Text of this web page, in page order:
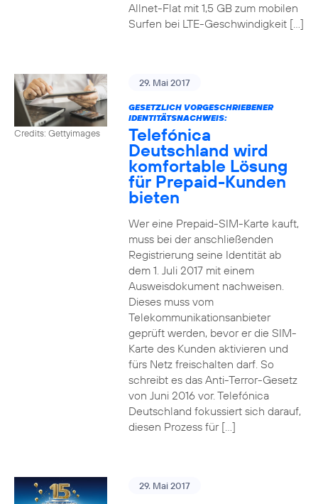
Allnet-Flat mit 1,5 GB zum mobilen
Surfen bei LTE-Geschwindigkeit […]
Credits: Gettyimages
29. Mai 2017
GESETZLICH VORGESCHRIEBENER
IDENTITÄTSNACHWEIS:
Telefónica
Deutschland wird
komfortable Lösung
für Prepaid-Kunden
bieten
Wer eine Prepaid-SIM-Karte kauft,
muss bei der anschließenden
Registrierung seine Identität ab
dem 1. Juli 2017 mit einem
Ausweisdokument nachweisen.
Dieses muss vom
Telekommunikationsanbieter
geprüft werden, bevor er die SIM-
Karte des Kunden aktivieren und
fürs Netz freischalten darf. So
schreibt es das Anti-Terror-Gesetz
von Juni 2016 vor. Telefónica
Deutschland fokussiert sich darauf,
diesen Prozess für […]
29. Mai 2017